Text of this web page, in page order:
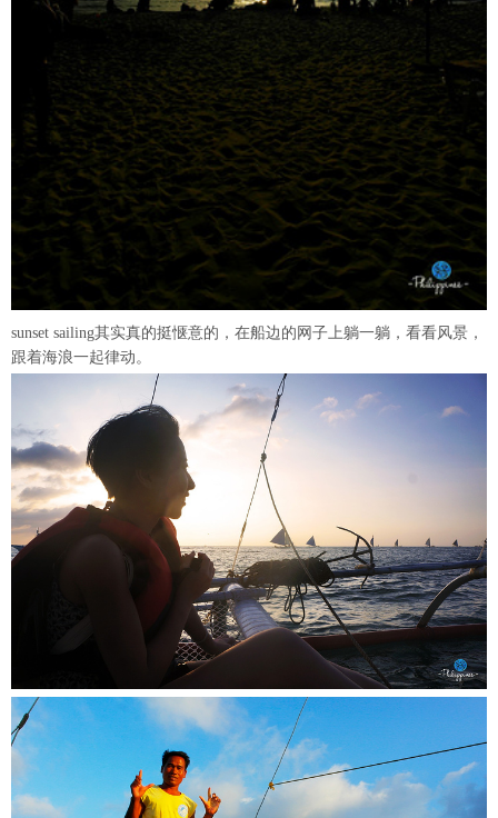
sunset sailing其实真的挺惬意的，在船边的网子上躺一躺，看看风景，
跟着海浪一起律动。